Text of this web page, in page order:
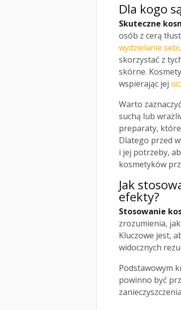
Dla kogo
Skuteczne
osób z cerą
wydzielanie
skorzystać z
skórne.
wspierając jej
Warto
suchą lub
preparaty,
Dlatego przed
i jej potrzeby,
kosmetyków
Jak
efekty?
Stosowanie
zrozumienia,
Kluczowe jest,
widocznych
Podstawowym
powinno być